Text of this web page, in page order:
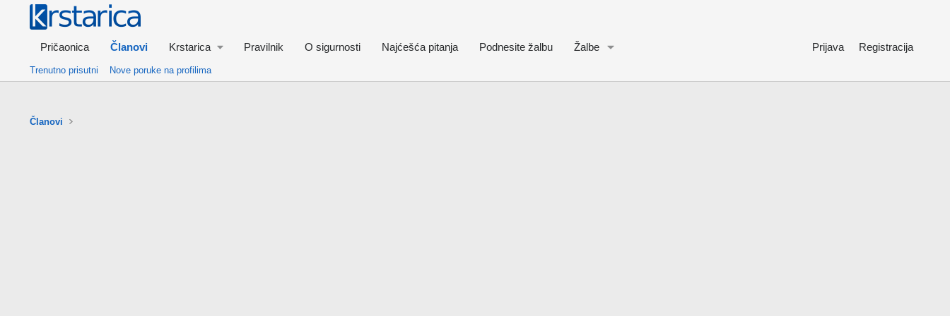
Pričaonica Članovi Krstarica Pravilnik O sigurnosti Najćešća pitanja Podnesite žalbu Žalbe Prijava Registracija
Trenutno prisutni Nove poruke na profilima
Članovi